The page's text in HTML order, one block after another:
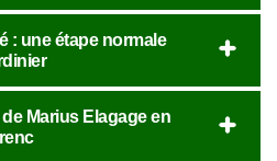
: une étape normale
Marius Elagage en